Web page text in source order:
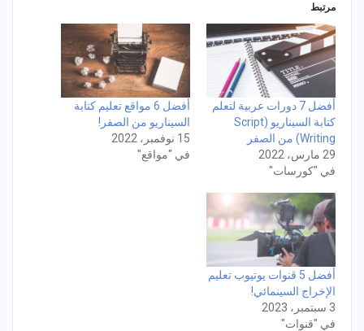
مرتبط
أفضل 7 دورات عربية لتعلم
كتابة السيناريو (Script
Writing) من الصفر
29 مارس، 2022
في "كورسات"
أفضل 6 مواقع تعليم كتابة
السيناريو من الصفر!
15 نوفمبر، 2022
في "مواقع"
أفضل 5 قنوات يوتيوب تعليم
الإخراج السينمائي!
3 سبتمبر، 2023
في "قنوات"